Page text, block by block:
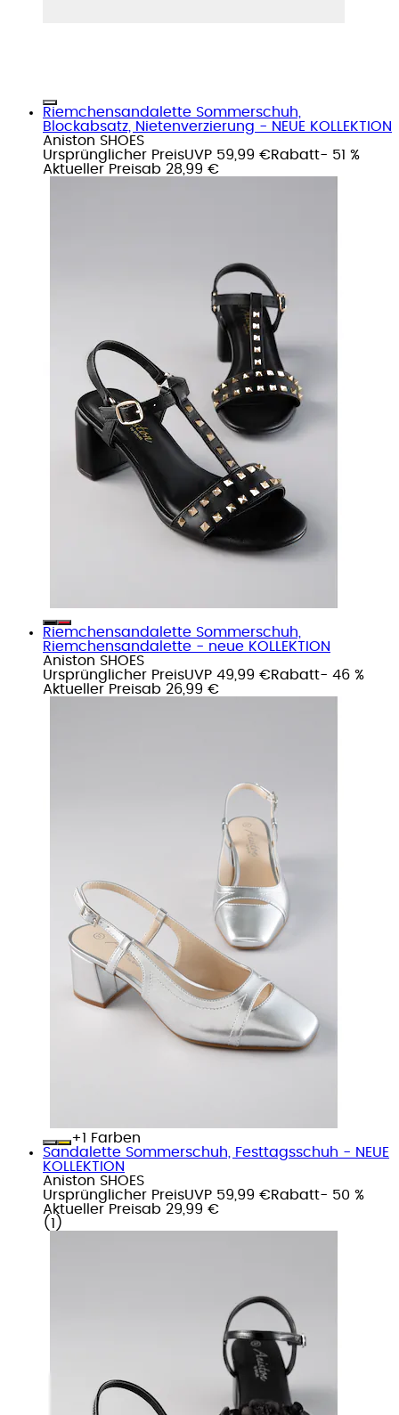
Riemchensandalette Sommerschuh,
Blockabsatz, Nietenverzierung - NEUE KOLLEKTION
Aniston SHOES
Ursprünglicher PreisUVP 59,99 €Rabatt- 51 %
Aktueller Preisab 28,99 €
Riemchensandalette Sommerschuh,
Riemchensandalette - neue KOLLEKTION
Aniston SHOES
Ursprünglicher PreisUVP 49,99 €Rabatt- 46 %
Aktueller Preisab 26,99 €
+
Farben
Sandalette Sommerschuh, Festtagsschuh - NEUE
KOLLEKTION
Aniston SHOES
Ursprünglicher PreisUVP 59,99 €Rabatt- 50 %
Aktueller Preisab 29,99 €
( 1 )